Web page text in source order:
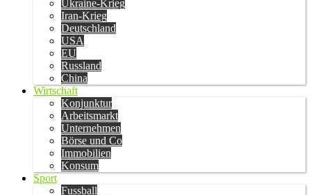
Ukraine-Krieg
Iran-Krieg
Deutschland
USA
EU
Russland
China
Wirtschaft
Konjunktur
Arbeitsmarkt
Unternehmen
Börse und Co
Immobilien
Konsum
Sport
Fussball